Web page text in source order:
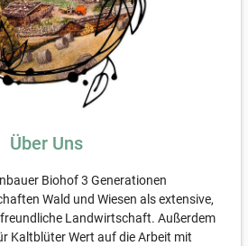
Über Uns
Biohof 3 Generationen
Wald und Wiesen als extensive,
Landwirtschaft. Außerdem
Kaltblüter Wert auf die Arbeit mit